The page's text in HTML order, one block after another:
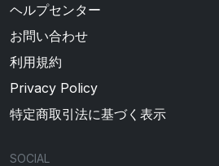
ヘルプセンター
お問い合わせ
利用規約
Privacy Policy
特定商取引法に基づく表示
SOCIAL